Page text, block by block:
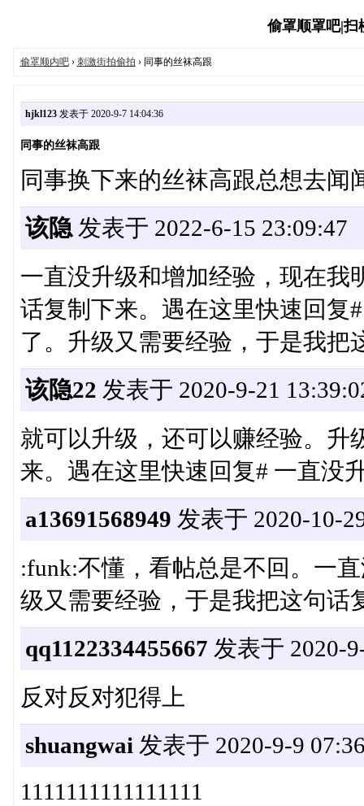
偷罩顺罩吧|扫
偷罩顺内吧› 刺激街拍偷拍 › 同事的丝袜高跟
hjkl123发表于 2020-9-7 14:04:36
同事的丝袜高跟
同事换下来的丝袜高跟总想去闻
该隐发表于 2022-6-15 23:09:47
一直没升级和增加经验，现在我
话复制下来。遇在这里快速回复
了。升级又需要经验，于是我把
该隐22 发表于 2020-9-21
就可以升级，还可以赚经验。升
来。遇在这里快速回复# 一直没
a13691568949 发表于 2020-10-
:funk:不懂，看帖总是不回。一
级又需要经验，于是我把这句话
qq1122334455667 发表于 2020-
反对反对犯得上
shuangwai 发表于 2020-9-9
1111111111111111